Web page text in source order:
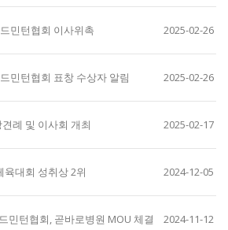
민턴협회 이사위촉 2025-02-26
민턴협회 표창 수상자 알림 2025-02-26
례 및 이사회 개최 2025-02-17
육대회 성취상 2위 2024-12-05
민턴협회, 곧바로병원 MOU 체결 2024-11-12